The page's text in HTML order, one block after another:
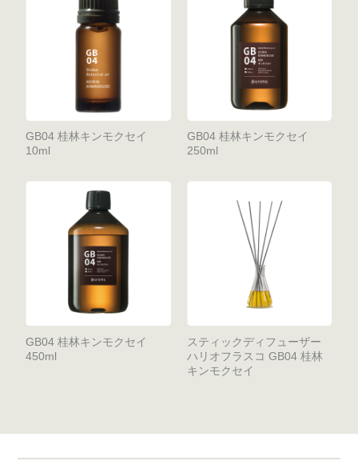
GB04 桂林キンモクセイ
10ml
GB04 桂林キンモクセイ
250ml
GB04 桂林キンモクセイ
450ml
スティックディフューザー
ハリオフラスコ GB04 桂林
キンモクセイ